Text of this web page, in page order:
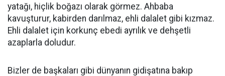
yatağı, hiçlik boğazı olarak görmez. Ahbaba
kavuşturur, kabirden darılmaz, ehli dalalet gibi kızmaz.
Ehli dalalet için korkunç ebedi ayrılık ve dehşetli
azaplarla doludur.
Bizler de başkaları gibi dünyanın gidişatına bakıp